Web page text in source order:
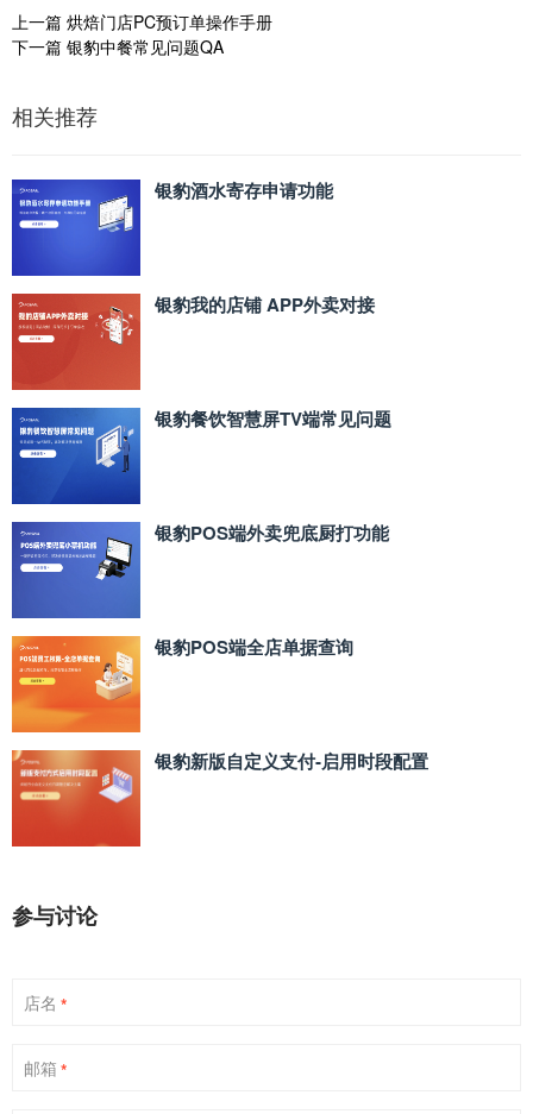
上一篇 烘焙门店PC预订单操作手册
下一篇 银豹中餐常见问题QA
相关推荐
银豹酒水寄存申请功能
银豹我的店铺 APP外卖对接
银豹餐饮智慧屏TV端常见问题
银豹POS端外卖兜底厨打功能
银豹POS端全店单据查询
银豹新版自定义支付‑启用时段配置
参与讨论
店名 *
邮箱 *